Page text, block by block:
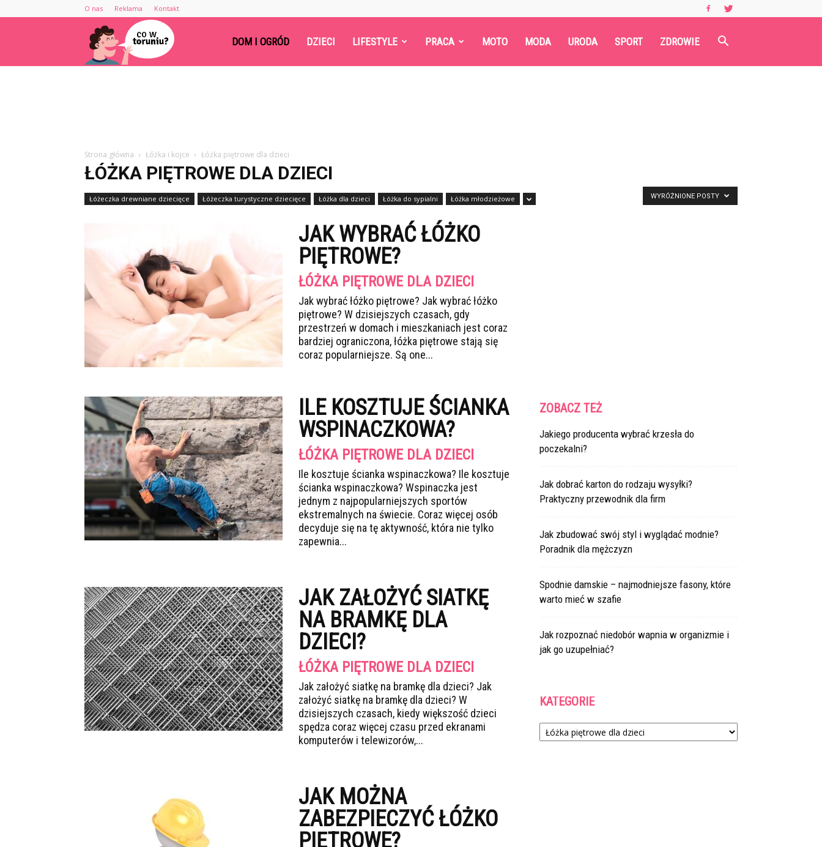
O nas Reklama Kontakt
Cowtoruniu.pl DOM I OGRÓD DZIECI LIFESTYLE PRACA MOTO MODA URODA SPORT ZDROWIE
Strona główna Łóżka i kojce Łóżka piętrowe dla dzieci
ŁÓŻKA PIĘTROWE DLA DZIECI
Łóżeczka drewniane dziecięce Łóżeczka turystyczne dziecięce Łóżka dla dzieci Łóżka do sypialni Łóżka młodzieżowe WYRÓŻNIONE POSTY
JAK WYBRAĆ ŁÓŻKO
PIĘTROWE?
ŁÓŻKA PIĘTROWE DLA DZIECI
Jak wybrać łóżko piętrowe? Jak wybrać łóżko
piętrowe? W dzisiejszych czasach, gdy
przestrzeń w domach i mieszkaniach jest coraz
bardziej ograniczona, łóżka piętrowe stają się
coraz popularniejsze. Są one...
ILE KOSZTUJE ŚCIANKA
WSPINACZKOWA?
ŁÓŻKA PIĘTROWE DLA DZIECI
Ile kosztuje ścianka wspinaczkowa? Ile kosztuje
ścianka wspinaczkowa? Wspinaczka jest
jednym z najpopularniejszych sportów
ekstremalnych na świecie. Coraz więcej osób
decyduje się na tę aktywność, która nie tylko
zapewnia...
JAK ZAŁOŻYĆ SIATKĘ
NA BRAMKĘ DLA
DZIECI?
ŁÓŻKA PIĘTROWE DLA DZIECI
Jak założyć siatkę na bramkę dla dzieci? Jak
założyć siatkę na bramkę dla dzieci? W
dzisiejszych czasach, kiedy większość dzieci
spędza coraz więcej czasu przed ekranami
komputerów i telewizorów,...
JAK MOŻNA
ZABEZPIECZYĆ ŁÓŻKO
PIĘTROWE?
ZOBACZ TEŻ
Jakiego producenta wybrać krzesła do
poczekalni?
Jak dobrać karton do rodzaju wysyłki?
Praktyczny przewodnik dla firm
Jak zbudować swój styl i wyglądać modnie?
Poradnik dla mężczyzn
Spodnie damskie – najmodniejsze fasony, które
warto mieć w szafie
Jak rozpoznać niedobór wapnia w organizmie i
jak go uzupełniać?
KATEGORIE
Kategorie